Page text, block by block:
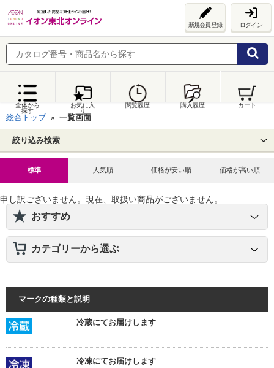
新規会員登録 ログイン
全体から
探す
お気に入
り
閲覧履歴 購入履歴 カート
総合トップ 一覧画面
絞り込み検索
標準 人気順 価格が安い順 価格が高い順
申し訳ございません。現在、取扱い商品がございません。
おすすめ
カテゴリーから選ぶ
マークの種類と説明
冷蔵にてお届けします
冷凍にてお届けします